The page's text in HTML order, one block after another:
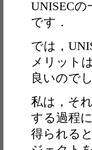
UNISEC
です．
では，
メリット
良いの
私は，そ
する過程
得られる